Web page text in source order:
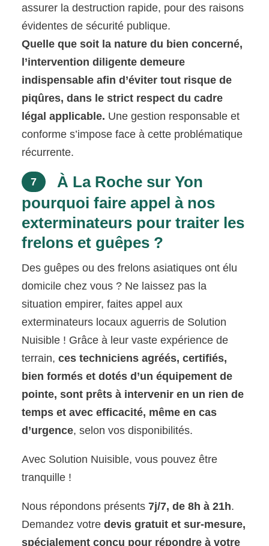
assurer la destruction rapide, pour des raisons
évidentes de sécurité publique.
Quelle que soit la nature du bien concerné,
l’intervention diligente demeure
indispensable afin d’éviter tout risque de
piqûres, dans le strict respect du cadre
légal applicable. Une gestion responsable et
conforme s’impose face à cette problématique
récurrente.
7
À La Roche sur Yon
pourquoi faire appel à nos
exterminateurs pour traiter les
frelons et guêpes ?
Des guêpes ou des frelons asiatiques ont élu
domicile chez vous ? Ne laissez pas la
situation empirer, faites appel aux
exterminateurs locaux aguerris de Solution
Nuisible ! Grâce à leur vaste expérience de
terrain,ces techniciens agréés, certifiés,
bien formés et dotés d’un équipement de
pointe, sont prêts à intervenir en un rien de
temps et avec efficacité, même en cas
d’urgence, selon vos disponibilités.
Avec Solution Nuisible, vous pouvez être
tranquille !
Nous répondons présents7j/7, de 8h à 21h.
Demandez votredevis gratuit et sur-mesure,
spécialement conçu pour répondre à votre